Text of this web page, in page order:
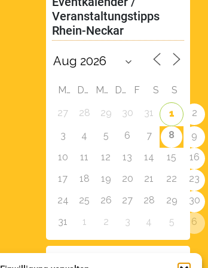
Veranstaltungstipps
Rhein-Neckar
M D M D F S
S
27
28 29 30 31 1
2
3
4 5 6 7 8
9
10
11 12 13 14 15
16
17
18 19 20 21 22
23
24
25 26 27 28 29
30
31
1 2 3 4 5 6